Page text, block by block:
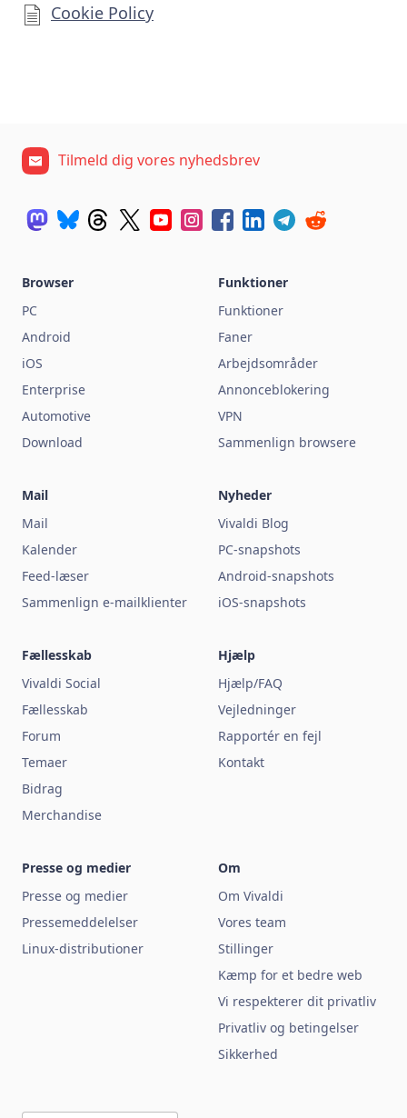
Cookie Policy
Tilmeld dig vores nyhedsbrev
Browser
PC
Android
iOS
Enterprise
Automotive
Download
Funktioner
Funktioner
Faner
Arbejdsområder
Annonceblokering
VPN
Sammenlign browsere
Mail
Mail
Kalender
Feed-læser
Sammenlign e-mailklienter
Nyheder
Vivaldi Blog
PC-snapshots
Android-snapshots
iOS-snapshots
Fællesskab
Vivaldi Social
Fællesskab
Forum
Temaer
Bidrag
Merchandise
Hjælp
Hjælp/FAQ
Vejledninger
Rapportér en fejl
Kontakt
Presse og medier
Presse og medier
Pressemeddelelser
Linux-distributioner
Om
Om Vivaldi
Vores team
Stillinger
Kæmp for et bedre web
Vi respekterer dit privatliv
Privatliv og betingelser
Sikkerhed